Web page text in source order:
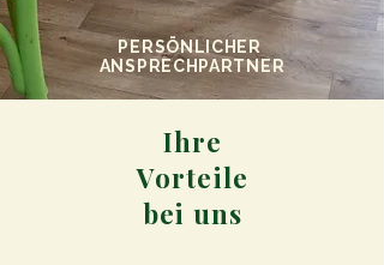
PERSÖNLICHER
ANSPRECHPARTNER
Ihre
Vorteile
bei uns